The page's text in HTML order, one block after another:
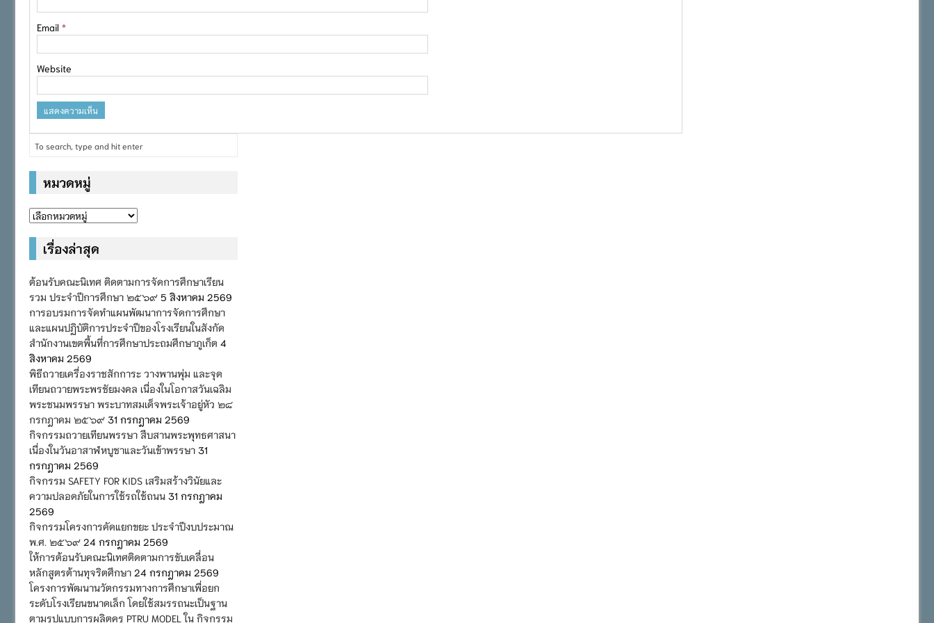
Email *
Website
หมวดหมู่
หมวด
เรื่องล่าสุด
ต้อนรับคณะนิเทศ ติดตามการจัดการศึกษาเรียน
รวม ประจำปีการศึกษา ๒๕๖๙ 5 สิงหาคม 2569
การอบรมการจัดทำแผนพัฒนาการจัดการศึกษา
และแผนปฏิบัติการประจำปีของโรงเรียนในสังกัด
สำนักงานเขตพื้นที่การศึกษาประถมศึกษาภูเก็ต 4
สิงหาคม 2569
พิธีถวายเครื่องราชสักการะ วางพานพุ่ม และจุด
เทียนถวายพระพรชัยมงคล เนื่องในโอกาสวันเฉลิม
พระชนมพรรษา พระบาทสมเด็จพระเจ้าอยู่หัว ๒๘
กรกฎาคม ๒๕๖๙ 31 กรกฎาคม 2569
กิจกรรมถวายเทียนพรรษา สืบสานพระพุทธศาสนา
เนื่องในวันอาสาฬหบูชาและวันเข้าพรรษา 31
กรกฎาคม 2569
กิจกรรม SAFETY FOR KIDS เสริมสร้างวินัยและ
ความปลอดภัยในการใช้รถใช้ถนน 31 กรกฎาคม
2569
กิจกรรมโครงการคัดแยกขยะ ประจำปีงบประมาณ
พ.ศ. ๒๕๖๙ 24 กรกฎาคม 2569
ให้การต้อนรับคณะนิเทศติดตามการขับเคลื่อน
หลักสูตรต้านทุจริตศึกษา 24 กรกฎาคม 2569
โครงการพัฒนานวัตกรรมทางการศึกษาเพื่อยก
ระดับโรงเรียนขนาดเล็ก โดยใช้สมรรถนะเป็นฐาน
ตามรูปแบบการผลิตครู PTRU MODEL ใน กิจกรรม